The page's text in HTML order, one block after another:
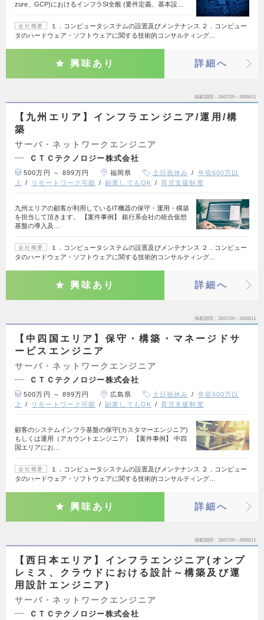
zure、GCP)におけるインフラSI全般 (要件定義、基本設…
会社概要
１．コンピュータシステムの設置及びメンテナンス ２．コンピュー
タのハードウェア・ソフトウェアに関する技術的コンサルティング…
興味あり 詳細へ
掲載期間 26/07/29～26/08/11
【九州エリア】インフラエンジニア/運用/構
築
サーバ・ネットワークエンジニア
ＣＴＣテクノロジー株式会社
500万円 ～ 899万円 福岡県 土日祝休み
年収600万以
上
リモートワーク可能 副業してもOK 育児支援制度
九州エリアの顧客が利用しているIT機器の保守・運用・構築
を担当して頂きます。 【案件事例】 銀行系会社の統合仮想
基盤の導入及…
会社概要
１．コンピュータシステムの設置及びメンテナンス ２．コンピュー
タのハードウェア・ソフトウェアに関する技術的コンサルティング…
興味あり 詳細へ
掲載期間 26/07/29～26/08/11
【中四国エリア】保守・構築・マネージドサ
ービスエンジニア
サーバ・ネットワークエンジニア
ＣＴＣテクノロジー株式会社
500万円 ～ 899万円 広島県 土日祝休み
年収600万以
上
リモートワーク可能 副業してもOK 育児支援制度
顧客のシステムインフラ基盤の保守(カスタマーエンジニア)
もしくは運用（アカウントエンジニア） 【案件事例】 中四
国エリアにお…
会社概要
１．コンピュータシステムの設置及びメンテナンス ２．コンピュー
タのハードウェア・ソフトウェアに関する技術的コンサルティング…
興味あり 詳細へ
掲載期間 26/07/29～26/08/11
【西日本エリア】インフラエンジニア(オンプ
レミス、クラウドにおける設計～構築及び運
用設計エンジニア)
サーバ・ネットワークエンジニア
ＣＴＣテクノロジー株式会社